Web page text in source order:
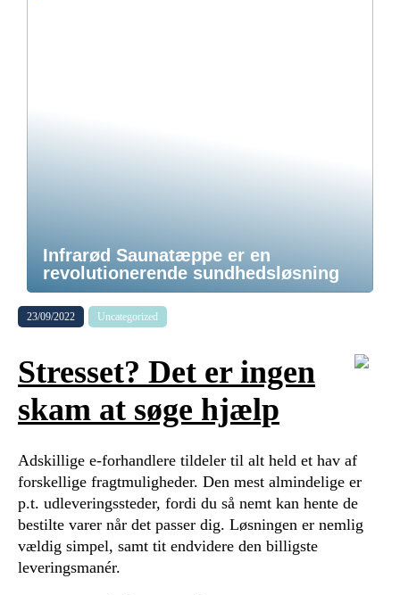
Infrarød Saunatæppe er en
revolutionerende sundhedsløsning
23/09/2022 Uncategorized
Stresset? Det er ingen
skam at søge hjælp
Adskillige e-forhandlere tildeler til alt held et hav af
forskellige fragtmuligheder. Den mest almindelige er
p.t. udleveringssteder, fordi du så nemt kan hente de
bestilte varer når det passer dig. Løsningen er nemlig
vældig simpel, samt tit endvidere den billigste
leveringsmanér.